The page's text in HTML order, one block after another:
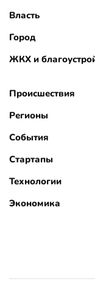
Власть
Город
ЖКХ и
Происшествия
Регионы
События
Стартапы
Технологии
Экономика